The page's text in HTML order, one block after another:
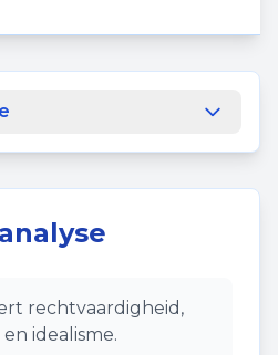
rechtvaardigheid,
idealisme.